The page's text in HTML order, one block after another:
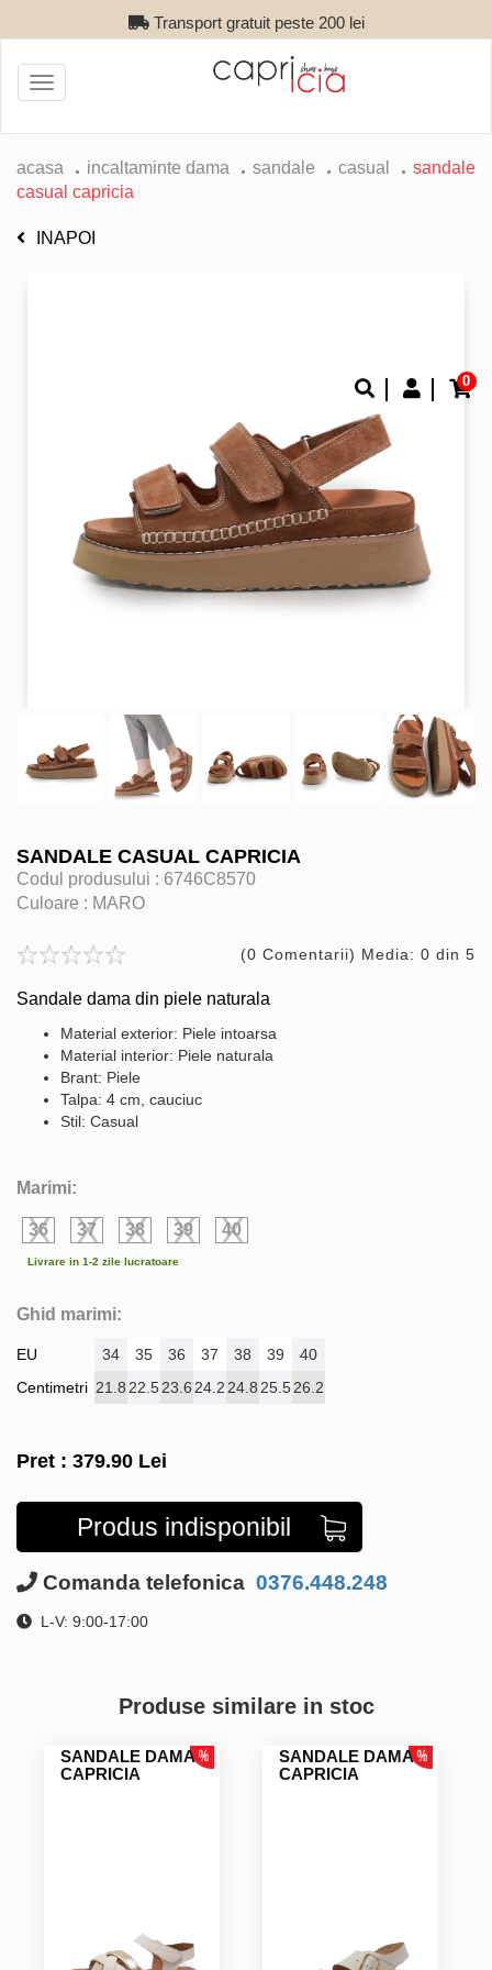
Transport gratuit peste 200 lei
0
Toggle
navigation
acasa incaltaminte dama sandale casual
sandale
casual capricia
INAPOI
SANDALE CASUAL CAPRICIA
Codul produsului : 6746C8570
Culoare : MARO
(0 Comentarii) Media: 0 din 5
Sandale dama din piele naturala
Material exterior: Piele intoarsa
Material interior: Piele naturala
Brant: Piele
Talpa: 4 cm, cauciuc
Stil: Casual
Marimi:
36 37 38 39 40
Livrare in 1-2 zile lucratoare
Ghid marimi:
EU
Centimetri
34 35 36 37 38 39
40
21.8 22.523.6 24.2 24.8 25.526.2
Pret : 379.90 Lei
Produs indisponibil
Comanda telefonica 0376.448.248
L-V: 9:00-17:00
Produse similare in stoc
SANDALE DAMA
CAPRICIA
SANDALE DAMA
CAPRICIA